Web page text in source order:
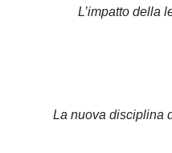
L’impatto della
La nuova disciplina